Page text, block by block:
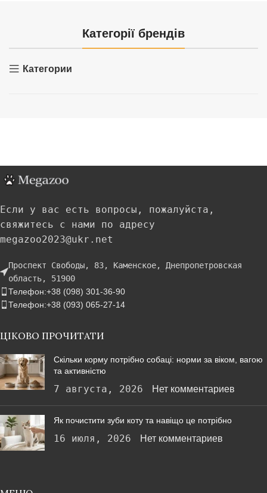
Категорії брендів
Категории
Если у вас есть вопросы, пожалуйста,
свяжитесь с нами по адресу
megazoo2023@ukr.net
Проспект Свободы, 83, Каменское, Днепропетровская
область, 51900
Телефон:+38 (098) 301-36-90
Телефон:+38 (093) 065-27-14
ЦІКОВО ПРОЧИТАТИ
Скільки корму потрібно собаці: норми за віком, вагою
та активністю
7 августа, 2026 Нет комментариев
Як почистити зуби коту та навіщо це потрібно
16 июля, 2026 Нет комментариев